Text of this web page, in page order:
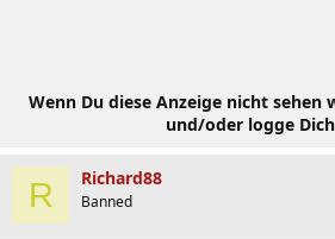
Wenn Du diese Anzeige nicht sehen
und/oder logge
R Richard88
Banned